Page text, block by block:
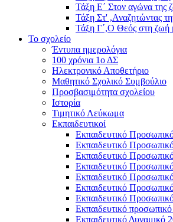
Τάξη Ε΄ Στον αγώνα της
Τάξη Στ' ,Αναζητώντας
Τάξη Γ΄,Ο Θεός στη ζωή
Το σχολείο
Έντυπα ημερολόγια
100 χρόνια 1ο ΔΣ
Ηλεκτρονικό Αποθετήριο
Μαθητικό Σχολικό Συμβούλιο
Προσβασιμότητα σχολείου
Ιστορία
Τιμητικό Λεύκωμα
Εκπαιδευτικοί
Εκπαιδευτικό
Εκπαιδευτικό
Εκπαιδευτικό
Εκπαιδευτικό
Εκπαιδευτικό
Εκπαιδευτικό
Εκπαιδευτικό
Εκπαιδευτικό
Εκπαιδευτικό Δυναμικό